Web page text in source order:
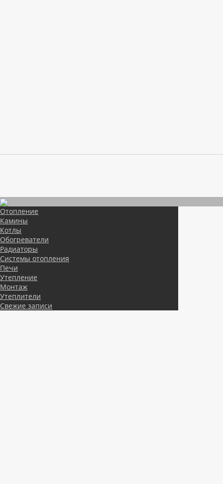
Отопление
Камины
Котлы
Обогреватели
Радиаторы
Системы отопления
Печи
Утепление
Монтаж
Утеплители
Свежие записи